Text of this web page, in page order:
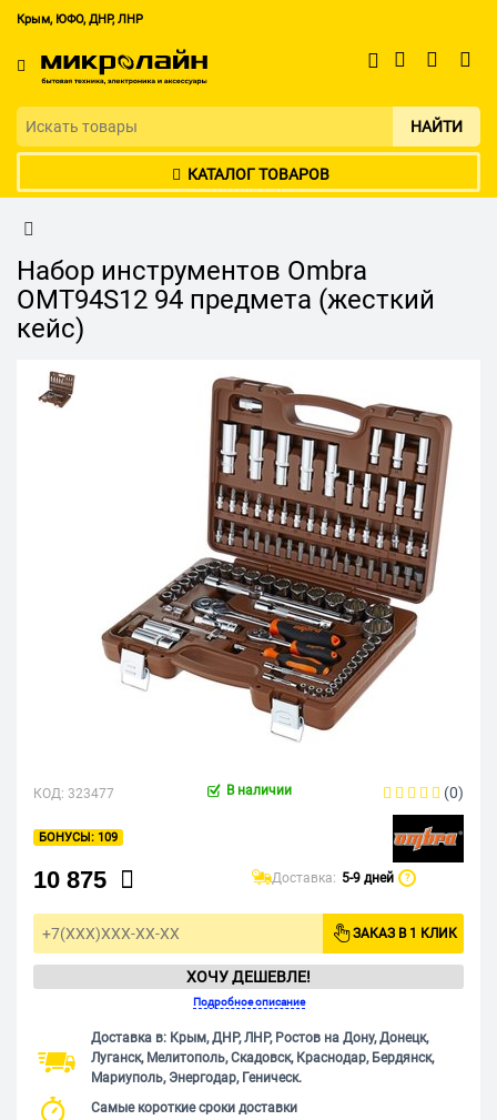
Крым, ЮФО, ДНР, ЛНР
НАЙТИ
КАТАЛОГ ТОВАРОВ
Набор инструментов Ombra
OMT94S12 94 предмета (жесткий
кейс)
КОД: 323477 В наличии (0)
109
10 875 Доставка: 5-9 дней ?
ЗАКАЗ В 1 КЛИК
ХОЧУ ДЕШЕВЛЕ!
Подробное описание
Доставка в: Крым, ДНР, ЛНР, Ростов на Дону, Донецк,
Луганск, Мелитополь, Скадовск, Краснодар, Бердянск,
Мариуполь, Энергодар, Геническ.
Самые короткие сроки доставки